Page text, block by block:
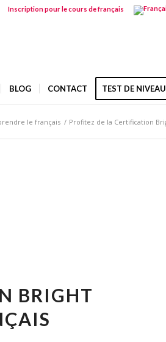
Inscription pour le cours de français
BLOG CONTACT TEST DE NIVEAU
le français / Profitez de la Certification
BRIGHT